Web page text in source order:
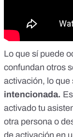
Lo que sí puede
confundan otros
activación, lo que
intencionada.
activado tu
otra persona o